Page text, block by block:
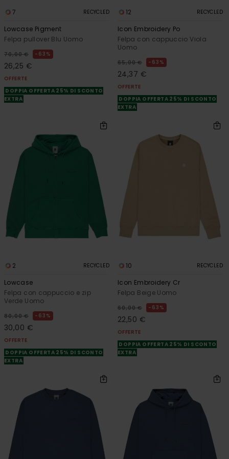
7 RECYCLED
Lowcase Pigment
Felpa pullover Blu Uomo
70,00 € 63%
26,25 €
OFFERTE
DOPPIA OFFERTA 25% DI SCONTO
EXTRA
12 RECYCLED
Icon Embroidery Po
Felpa con cappuccio Viola
Uomo
65,00 € 63%
24,37 €
OFFERTE
DOPPIA OFFERTA 25% DI SCONTO
EXTRA
2 RECYCLED
Lowcase
Felpa con cappuccio e zip
Verde Uomo
80,00 € 63%
30,00 €
OFFERTE
DOPPIA OFFERTA 25% DI SCONTO
EXTRA
10 RECYCLED
Icon Embroidery Cr
Felpa Beige Uomo
60,00 € 63%
22,50 €
OFFERTE
DOPPIA OFFERTA 25% DI SCONTO
EXTRA